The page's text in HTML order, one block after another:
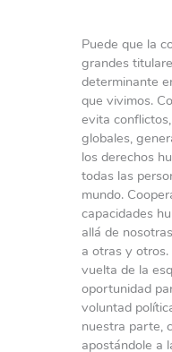
Puede que la
grandes
determinante
que vivimos.
evita
globales,
los derechos
todas las
mundo.
capacidades
allá de
a otras y otros.
vuelta de la
oportunidad
voluntad
nuestra parte,
apostándole a